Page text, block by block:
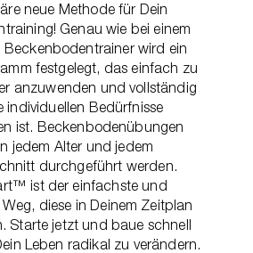
neue Methode für Dein
Genau wie bei einem
Beckenbodentrainer wird ein
festgelegt, das einfach zu
anzuwenden und vollständig
individuellen Bedürfnisse
ist. Beckenbodenübungen
jedem Alter und jedem
durchgeführt werden.
ist der einfachste und
diese in Deinem Zeitplan
Starte jetzt und baue schnell
Leben radikal zu verändern.